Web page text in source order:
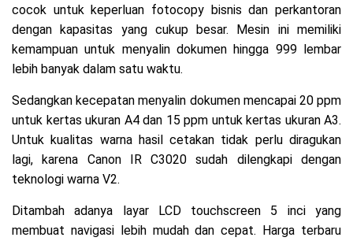
cocok untuk keperluan fotocopy bisnis dan perkantoran
dengan kapasitas yang cukup besar. Mesin ini memiliki
kemampuan untuk menyalin dokumen hingga 999 lembar
lebih banyak dalam satu waktu.
Sedangkan kecepatan menyalin dokumen mencapai 20 ppm
untuk kertas ukuran A4 dan 15 ppm untuk kertas ukuran A3.
Untuk kualitas warna hasil cetakan tidak perlu diragukan
lagi, karena Canon IR C3020 sudah dilengkapi dengan
teknologi warna V2.
Ditambah adanya layar LCD touchscreen 5 inci yang
membuat navigasi lebih mudah dan cepat. Harga terbaru